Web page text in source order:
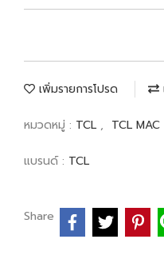
เพิ่มรายการโปรด
หมวดหมู่ : TCL , TCL MAC
แบรนด์ : TCL
Share